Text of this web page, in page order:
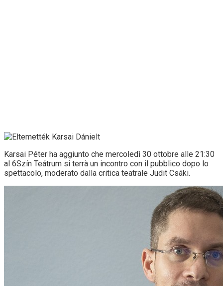
Karsai Péter ha aggiunto che mercoledì 30 ottobre alle 21:30
al 6Szín Teátrum si terrà un incontro con il pubblico dopo lo
spettacolo, moderato dalla critica teatrale Judit Csáki.